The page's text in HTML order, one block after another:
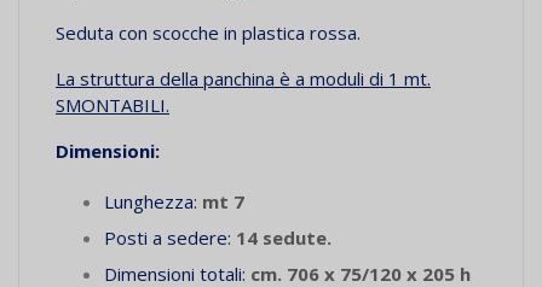
Seduta con scocche in plastica rossa.
La struttura della panchina è a moduli di 1 mt.
SMONTABILI.
Dimensioni:
Lunghezza: mt 7
Posti a sedere: 14 sedute.
Dimensioni totali: cm. 706 x 75/120 x 205 h